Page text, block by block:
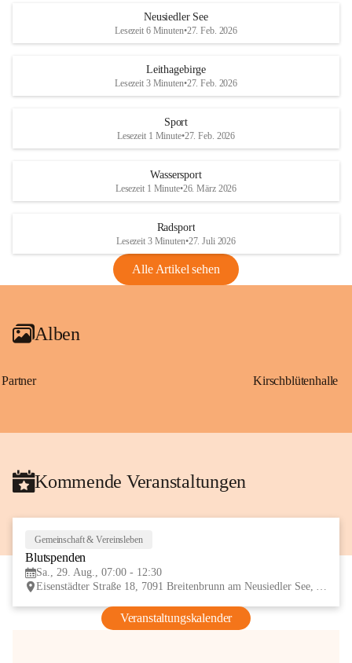
S
und den daraus folgenden wirtschaftlichen
Maßnahmen zur Bekämpfung
Rebe und der Amerikanischen
Anhang VBl. EU Nr. 18
1 Seite•1,4 MB
VBl. EU Nr. 18_2026
r
S
Neusiedler See
Lesezeit 6 Minuten•27. Feb. 2026
Leithagebirge
Lesezeit 3 Minuten•27. Feb. 2026
Sport
Lesezeit 1 Minute•27. Feb. 2026
Wassersport
Lesezeit 1 Minute•26. März 2026
Radsport
Lesezeit 3 Minuten•27. Juli 2026
Alle Artikel sehen
Alben
Partner Kirschblütenhalle
Kommende Veranstaltungen
Gemeinschaft & Vereinsleben
Blutspenden
Sa., 29. Aug., 07:00 - 12:30
Eisenstädter Straße 18, 7091 Breitenbrunn am Neusiedler See, AUT
Veranstaltungskalender